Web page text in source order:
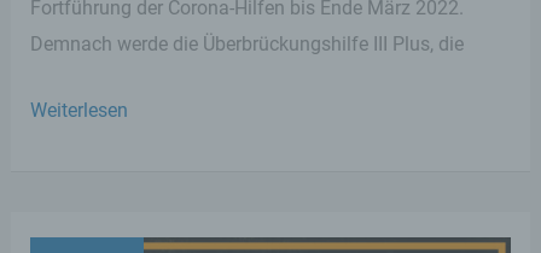
Fortführung der Corona-Hilfen bis Ende März 2022.
Demnach werde die Überbrückungshilfe III Plus, die
FREIE
Weiterlesen